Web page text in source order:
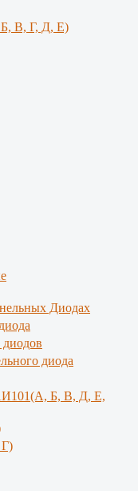
B, Г, Д, E)
Диодах
диода
Б, В, Д, Е,